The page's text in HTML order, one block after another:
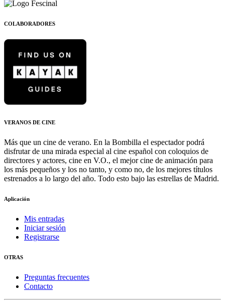
COLABORADORES
VERANOS DE CINE
Más que un cine de verano. En la Bombilla el espectador podrá
disfrutar de una mirada especial al cine español con coloquios de
directores y actores, cine en V.O., el mejor cine de animación para
los más pequeños y los no tanto, y como no, de los mejores títulos
estrenados a lo largo del año. Todo esto bajo las estrellas de Madrid.
Aplicación
Mis entradas
Iniciar sesión
Registrarse
OTRAS
Preguntas frecuentes
Contacto